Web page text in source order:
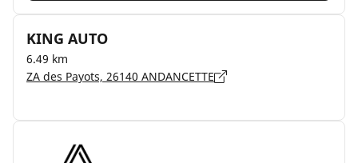
KING AUTO
6.49 km
ZA des Payots, 26140 ANDANCETTE